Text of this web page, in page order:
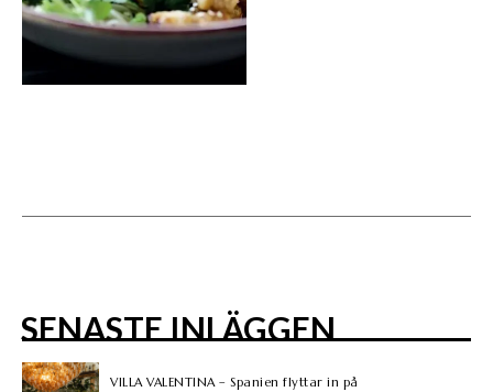
SENASTE INLÄGGEN
VILLA VALENTINA – Spanien flyttar in på